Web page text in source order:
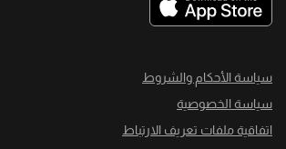
سياسة الأحكام والشروط
سياسة الخصوصية
اتفاقية ملفات تعريف الارتباط